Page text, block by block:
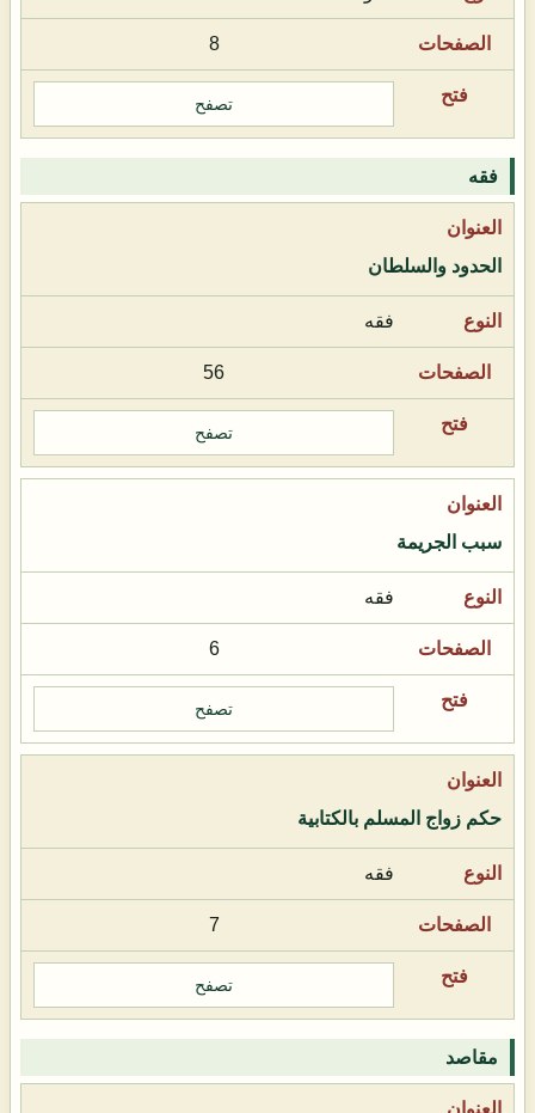
8
تصفح
فقه
الحدود والسلطان
فقه
56
تصفح
سبب الجريمة
فقه
6
تصفح
حكم زواج المسلم بالكتابية
فقه
7
تصفح
مقاصد